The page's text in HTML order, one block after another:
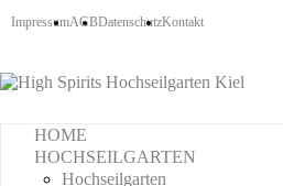
ImpressumAGBDatenschutzKontakt
HOME
HOCHSEILGARTEN
Hochseilgarten